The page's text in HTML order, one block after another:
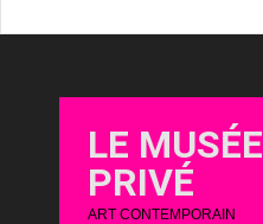
LE MUSÉE
PRIVÉ
ART CONTEMPORAIN